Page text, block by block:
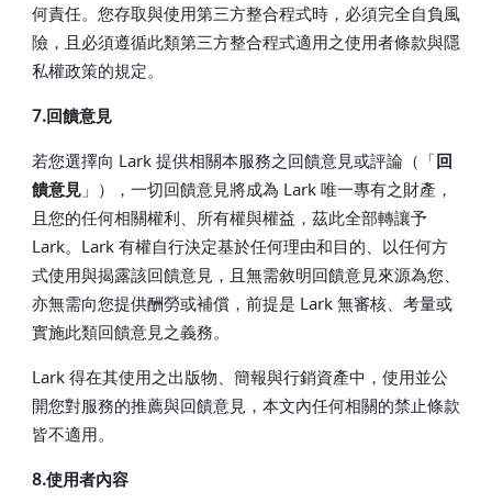
何責任。您存取與使用第三方整合程式時，必須完全自負風
險，且必須遵循此類第三方整合程式適用之使用者條款與隱
私權政策的規定。
7.回饋意見
若您選擇向 Lark 提供相關本服務之回饋意見或評論（「回
饋意見」），一切回饋意見將成為 Lark 唯一專有之財產，
且您的任何相關權利、所有權與權益，茲此全部轉讓予
Lark。Lark 有權自行決定基於任何理由和目的、以任何方
式使用與揭露該回饋意見，且無需敘明回饋意見來源為您、
亦無需向您提供酬勞或補償，前提是 Lark 無審核、考量或
實施此類回饋意見之義務。
Lark 得在其使用之出版物、簡報與行銷資產中，使用並公
開您對服務的推薦與回饋意見，本文內任何相關的禁止條款
皆不適用。
8.使用者內容